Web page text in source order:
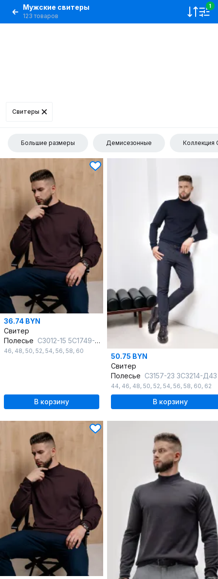
Мужские свитеры
123 товаров
1
Свитеры
Большие размеры Демисезонные Коллекция
36.74 BYN
Свитер
Полесье С3012-15 5С1749-Д43 170,176 изысканный_кофейный
46, 48, 50, 52, 54, 56, 58, 60
В корзину
50.75 BYN
Свитер
Полесье С3157-23 3С3214-Д43 170,176
44, 46, 48, 50, 52, 54, 56, 58, 60, 62
В корзину